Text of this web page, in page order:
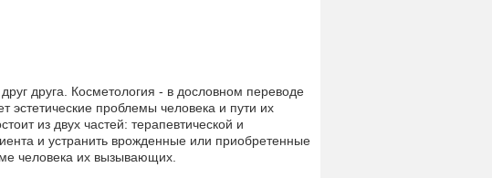
друга. Косметология - в дословном переводе
эстетические проблемы человека и пути их
из двух частей: терапевтической и
и устранить врожденные или приобретенные
человека их вызывающих.